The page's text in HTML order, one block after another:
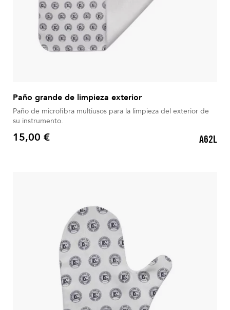
Paño grande de limpieza exterior
Paño de microfibra multiusos para la limpieza del exterior de
su instrumento.
Precio
15,00 € A62L